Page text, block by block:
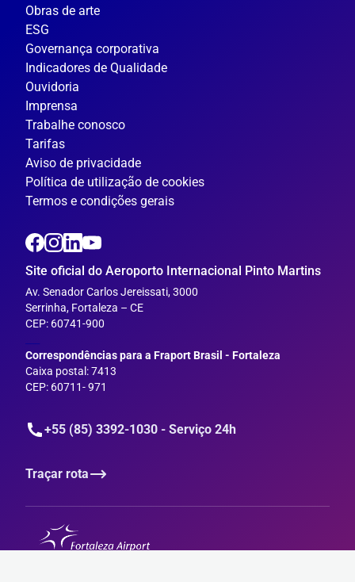
Obras de arte
ESG
Governança corporativa
Indicadores de Qualidade
Ouvidoria
Imprensa
Trabalhe conosco
Tarifas
Aviso de privacidade
Política de utilização de cookies
Termos e condições gerais
Site oficial do Aeroporto Internacional Pinto Martins
Av. Senador Carlos Jereissati, 3000
Serrinha, Fortaleza – CE
CEP: 60741-900
Correspondências para a Fraport Brasil - Fortaleza
Caixa postal: 7413
CEP: 60711- 971
+55 (85) 3392-1030 - Serviço 24h
Traçar rota